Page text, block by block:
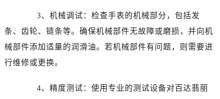
3、机械调试：检查手表的机械部分，包括发
条、齿轮、链条等。确保机械部件无故障或磨损，并向机
械部件添加适量的润滑油。若机械部件有问题，则需要进
行维修或更换。
4、精度测试：使用专业的测试设备对百达翡丽